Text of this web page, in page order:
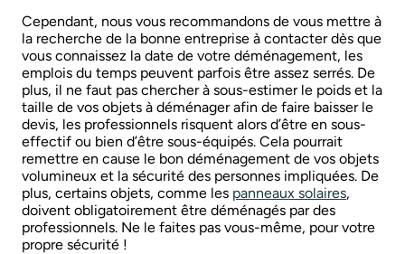
Cependant, nous vous recommandons de vous mettre à
la recherche de la bonne entreprise à contacter dès que
vous connaissez la date de votre déménagement, les
emplois du temps peuvent parfois être assez serrés. De
plus, il ne faut pas chercher à sous-estimer le poids et la
taille de vos objets à déménager afin de faire baisser le
devis, les professionnels risquent alors d’être en sous-
effectif ou bien d’être sous-équipés. Cela pourrait
remettre en cause le bon déménagement de vos objets
volumineux et la sécurité des personnes impliquées. De
plus, certains objets, comme les panneaux solaires,
doivent obligatoirement être déménagés par des
professionnels. Ne le faites pas vous-même, pour votre
propre sécurité !